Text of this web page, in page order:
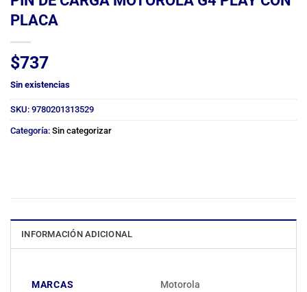
PLACA
$737
Sin existencias
SKU: 9780201313529
Categoría: Sin categorizar
INFORMACIÓN ADICIONAL
MARCAS Motorola